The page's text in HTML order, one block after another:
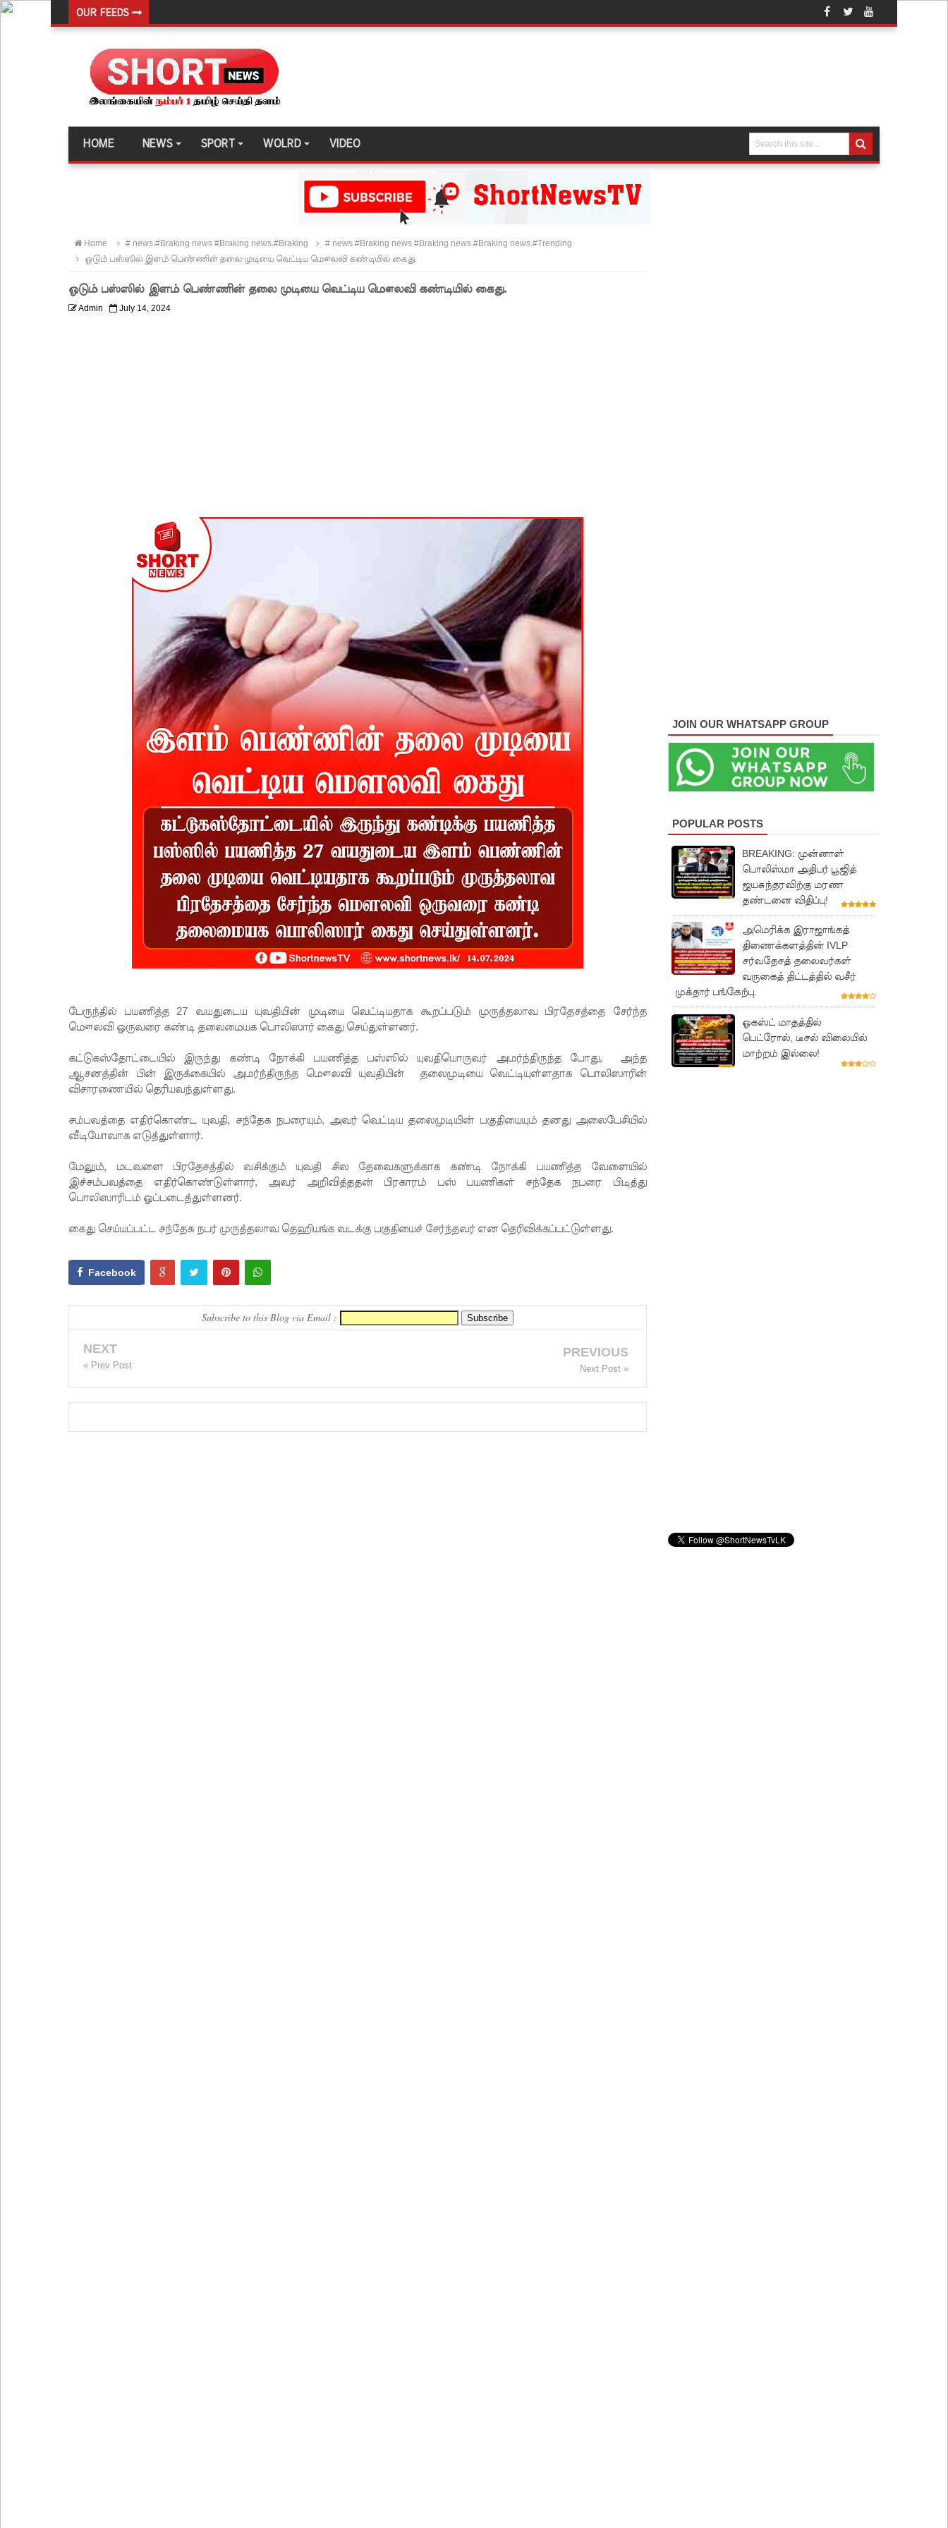
OUR FEEDS
வெள்ளவத்தை மற்றும் பாமன்கடையில் 07 மணித்தியால நீர் வெட்டு!
SLS தரமற்ற தலைக்கவசங்கள் விற்றவர்களுக்கு அபராதம்!
இலங்கையின் பெரிய வெங்காயத் தேவையில் 10 வீதம் மட்டுமே உள்நாட்டு உற்பத்தி - வசந்த சமரசிங்க!
நெடுந்தீவு கடற்பரப்பில் சிக்கிய 11 இந்திய மீனவர்கள் பாதுகாப்பாக மீட்பு
சாகிப் அல் ஹசனின் வீட்டின் மீது பெற்றோல் குண்டு வீச்சு!
குருக்கள்மடம் மனிதப்புதைகுழி வழக்கு விசாரணை ஆகஸ்ட் 24க்கு ஒத்திவைப்பு
HOME NEWS SPORT WOLRD VIDEO
Home # news.#Braking news #Braking news.#Braking
# news.#Braking news #Braking news.#Braking news.#Trending
ஓடும் பஸ்ஸில் இளம் பெண்ணின் தலை முடியை வெட்டிய மௌலவி கண்டியில் கைது.
ஓடும் பஸ்ஸில் இளம் பெண்ணின் தலை முடியை வெட்டிய மௌலவி கண்டியில் கைது.
Admin July 14, 2024
பேருந்தில் பயணித்த 27 வயதுடைய யுவதியின் முடியை வெட்டியதாக கூறப்படும் முருத்தலாவ பிரதேசத்தை சேர்ந்த
மௌலவி ஒருவரை கண்டி தலைமையக பொலிஸார் கைது செய்துள்ளனர்.
கட்டுகஸ்தோட்டையில் இருந்து கண்டி நோக்கி பயணித்த பஸ்ஸில் யுவதியொருவர் அமர்ந்திருந்த போது, ​​ அந்த
ஆசனத்தின் பின் இருக்கையில் அமர்ந்திருந்த மௌலவி யுவதியின் தலைமுடியை வெட்டியுள்ளதாக பொலிஸாரின்
விசாரணையில் தெரியவந்துள்ளது.
சம்பவத்தை எதிர்கொண்ட யுவதி, சந்தேக நபரையும், அவர் வெட்டிய தலைமுடியின் பகுதியையும் தனது அலைபேசியில்
வீடியோவாக எடுத்துள்ளார்.
மேலும், மடவளை பிரதேசத்தில் வசிக்கும் யுவதி சில தேவைகளுக்காக கண்டி நோக்கி பயணித்த வேளையில்
இச்சம்பவத்தை எதிர்கொண்டுள்ளார், அவர் அறிவித்ததன் பிரகாரம் பஸ் பயணிகள் சந்தேக நபரை பிடித்து
பொலிஸாரிடம் ஒப்படைத்துள்ளனர்.
கைது செய்யப்பட்ட சந்தேக நபர் முருத்தலாவ தெஹியங்க வடக்கு பகுதியைச் சேர்ந்தவர் என தெரிவிக்கப்பட்டுள்ளது.
Facebook
Subscribe to this Blog via Email :
NEXT
« Prev Post
PREVIOUS
Next Post »
JOIN OUR WHATSAPP GROUP
POPULAR POSTS
BREAKING: முன்னாள்
பொலிஸ்மா அதிபர் பூஜித்
ஜயசுந்தரவிற்கு மரண
தண்டனை விதிப்பு!
அமெரிக்க இராஜாங்கத்
திணைக்களத்தின் IVLP
சர்வதேசத் தலைவர்கள்
வருகைத் திட்டத்தில் வசீர்
முக்தார் பங்கேற்பு.
ஓகஸ்ட் மாதத்தில்
பெட்ரோல், டீசல் விலையில்
மாற்றம் இல்லை!